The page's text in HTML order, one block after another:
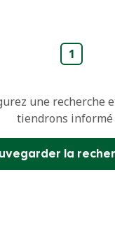
1
une recherche
tiendrons informé
la